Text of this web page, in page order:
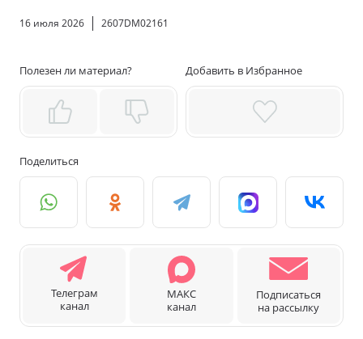
16 июля 2026 2607DM02161
Полезен ли материал? Добавить в Избранное
Поделиться
Телеграм
канал
МАКС
канал
Подписаться
на рассылку